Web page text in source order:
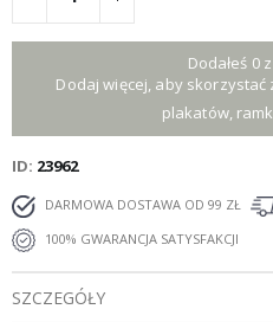
Dodałeś 0
Dodaj więcej, aby
plakatów,
ID 23962
DARMOWA DOSTAWA OD 99 ZŁ
100% GWARANCJA SATYSFAKCJI
SZCZEGÓŁY